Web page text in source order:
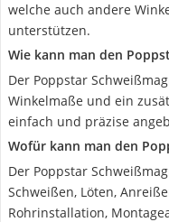
welche auch andere
unterstützen.
Wie kann man den
Der Poppstar
Winkelmaße und ein
einfach und präzise
Wofür kann man den
Der Poppstar
Schweißen, Löten,
Rohrinstallation,